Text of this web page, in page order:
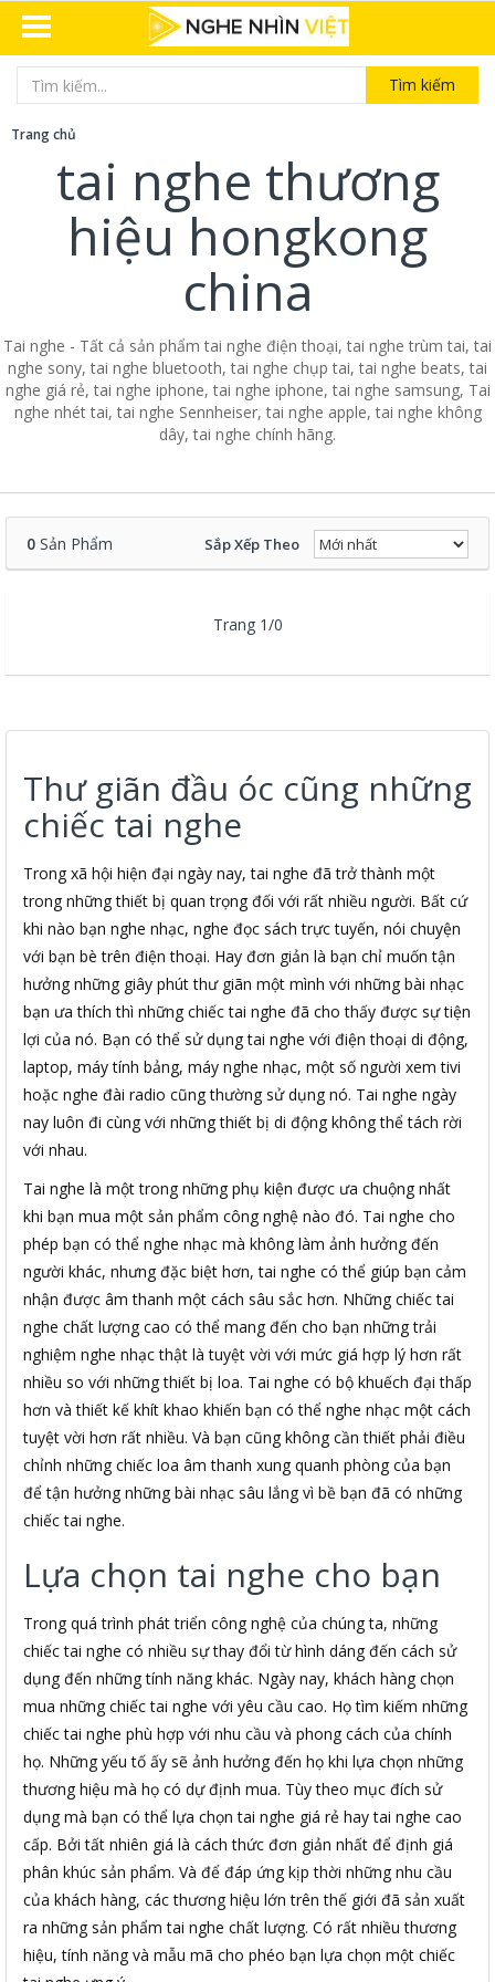
Tìm kiếm
Trang chủ
tai nghe thương
hiệu hongkong
china
Tai nghe - Tất cả sản phẩm tai nghe điện thoại, tai nghe trùm tai, tai
nghe sony, tai nghe bluetooth, tai nghe chụp tai, tai nghe beats, tai
nghe giá rẻ, tai nghe iphone, tai nghe iphone, tai nghe samsung, Tai
nghe nhét tai, tai nghe Sennheiser, tai nghe apple, tai nghe không
dây, tai nghe chính hãng.
0 Sản Phẩm Sắp Xếp Theo
Trang 1/0
Thư giãn đầu óc cũng những
chiếc tai nghe
Trong xã hội hiện đại ngày nay, tai nghe đã trở thành một
trong những thiết bị quan trọng đối với rất nhiều người. Bất cứ
khi nào bạn nghe nhạc, nghe đọc sách trực tuyến, nói chuyện
với bạn bè trên điện thoại. Hay đơn giản là bạn chỉ muốn tận
hưởng những giây phút thư giãn một mình với những bài nhạc
bạn ưa thích thì những chiếc tai nghe đã cho thấy được sự tiện
lợi của nó. Bạn có thể sử dụng tai nghe với điện thoại di động,
laptop, máy tính bảng, máy nghe nhạc, một số người xem tivi
hoặc nghe đài radio cũng thường sử dụng nó. Tai nghe ngày
nay luôn đi cùng với những thiết bị di động không thể tách rời
với nhau.
Tai nghe là một trong những phụ kiện được ưa chuộng nhất
khi bạn mua một sản phẩm công nghệ nào đó. Tai nghe cho
phép bạn có thể nghe nhạc mà không làm ảnh hưởng đến
người khác, nhưng đặc biệt hơn, tai nghe có thể giúp bạn cảm
nhận được âm thanh một cách sâu sắc hơn. Những chiếc tai
nghe chất lượng cao có thể mang đến cho bạn những trải
nghiệm nghe nhạc thật là tuyệt vời với mức giá hợp lý hơn rất
nhiều so với những thiết bị loa. Tai nghe có bộ khuếch đại thấp
hơn và thiết kế khít khao khiến bạn có thể nghe nhạc một cách
tuyệt vời hơn rất nhiều. Và bạn cũng không cần thiết phải điều
chỉnh những chiếc loa âm thanh xung quanh phòng của bạn
để tận hưởng những bài nhạc sâu lắng vì bề bạn đã có những
chiếc tai nghe.
Lựa chọn tai nghe cho bạn
Trong quá trình phát triển công nghệ của chúng ta, những
chiếc tai nghe có nhiều sự thay đổi từ hình dáng đến cách sử
dụng đến những tính năng khác. Ngày nay, khách hàng chọn
mua những chiếc tai nghe với yêu cầu cao. Họ tìm kiếm những
chiếc tai nghe phù hợp với nhu cầu và phong cách của chính
họ. Những yếu tố ấy sẽ ảnh hưởng đến họ khi lựa chọn những
thương hiệu mà họ có dự định mua. Tùy theo mục đích sử
dụng mà bạn có thể lựa chọn tai nghe giá rẻ hay tai nghe cao
cấp. Bởi tất nhiên giá là cách thức đơn giản nhất để định giá
phân khúc sản phẩm. Và để đáp ứng kịp thời những nhu cầu
của khách hàng, các thương hiệu lớn trên thế giới đã sản xuất
ra những sản phẩm tai nghe chất lượng. Có rất nhiều thương
hiệu, tính năng và mẫu mã cho phéo bạn lựa chọn một chiếc